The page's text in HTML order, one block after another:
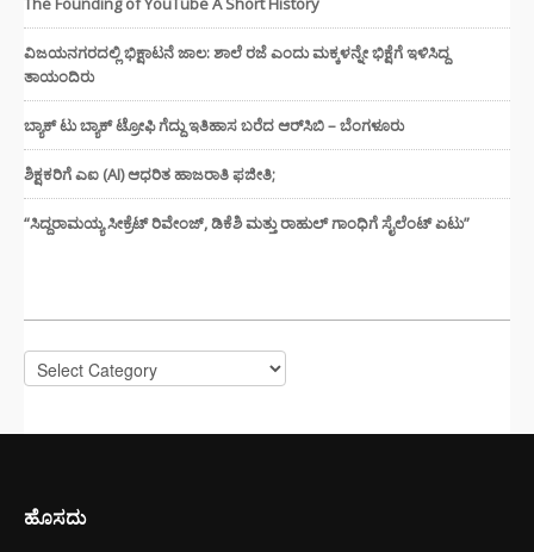
ವಿಜಯನಗರದಲ್ಲಿ ಭಿಕ್ಷಾಟನೆ ಜಾಲ: ಶಾಲೆ ರಜೆ ಎಂದು ಮಕ್ಕಳನ್ನೇ ಭಿಕ್ಷೆಗೆ ಇಳಿಸಿದ್ದ
ತಾಯಂದಿರು
ಬ್ಯಾಕ್ ಟು ಬ್ಯಾಕ್ ಟ್ರೋಫಿ ಗೆದ್ದು ಇತಿಹಾಸ ಬರೆದ ಆರ್‌ಸಿಬಿ – ಬೆಂಗಳೂರು
ಶಿಕ್ಷಕರಿಗೆ ಎಐ (AI) ಆಧರಿತ ಹಾಜರಾತಿ ಫಜೀತಿ;
“ಸಿದ್ದರಾಮಯ್ಯ ಸೀಕ್ರೆಟ್ ರಿವೇಂಜ್‌, ಡಿಕೆಶಿ ಮತ್ತು ರಾಹುಲ್‌ ಗಾಂಧಿಗೆ ಸೈಲೆಂಟ್ ಏಟು”
Categories
ಹೊಸದು